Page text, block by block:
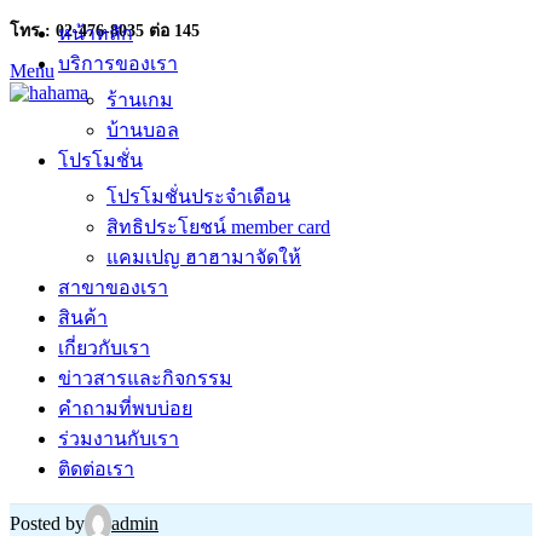
โทร : 02-476-8035 ต่อ 145
Menu
หน้าหลัก
บริการของเรา
ร้านเกม
บ้านบอล
โปรโมชั่น
โปรโมชั่นประจำเดือน
สิทธิประโยชน์ member card
แคมเปญ ฮาฮามาจัดให้
สาขาของเรา
สินค้า
เกี่ยวกับเรา
ข่าวสารและกิจกรรม
คำถามที่พบบ่อย
ร่วมงานกับเรา
ติดต่อเรา
Posted by admin